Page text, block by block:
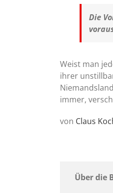
Die
Weist man
ihrer
immer,
von Claus
Über die